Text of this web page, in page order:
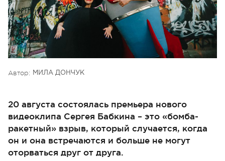
Автор: МИЛА ДОНЧУК
20 августа состоялась премьера нового
видеоклипа Сергея Бабкина – это «бомба-
ракетный» взрыв, который случается, когда
он и она встречаются и больше не могут
оторваться друг от друга.